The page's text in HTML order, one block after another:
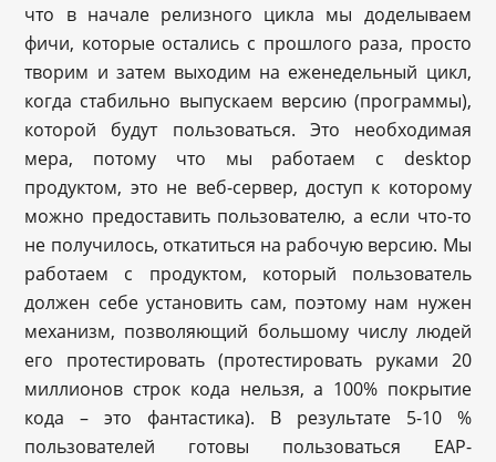
что в начале релизного цикла мы доделываем
фичи, которые остались с прошлого раза, просто
творим и затем выходим на еженедельный цикл,
когда стабильно выпускаем версию (программы),
которой будут пользоваться. Это необходимая
мера, потому что мы работаем с desktop
продуктом, это не веб-сервер, доступ к которому
можно предоставить пользователю, а если что-то
не получилось, откатиться на рабочую версию. Мы
работаем с продуктом, который пользователь
должен себе установить сам, поэтому нам нужен
механизм, позволяющий большому числу людей
его протестировать (протестировать руками 20
миллионов строк кода нельзя, а 100% покрытие
кода – это фантастика). В результате 5-10 %
пользователей готовы пользоваться ЕАР-